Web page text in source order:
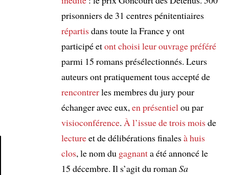
prisonniers de 31 centres pénitentiaires
répartisdans toute la France y ont
participé etont choisi leur ouvrage préféré
parmi 15 romans présélectionnés. Leurs
auteurs ont pratiquement tous accepté de
rencontrerles membres du jury pour
échanger avec eux, en présentiel ou par
visioconférence. À l’issue detrois moisde
lectureet de délibérations finalesà huis
clos, le nom du gagnanta été annoncé le
15 décembre. Il s’agit du roman Sa